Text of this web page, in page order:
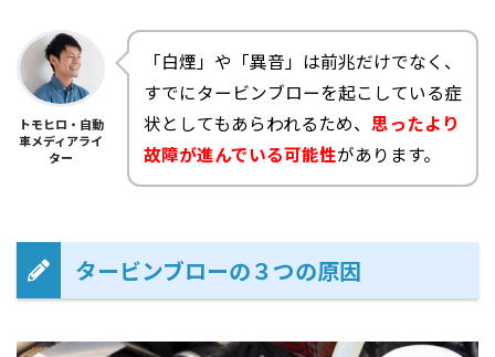
トモヒロ・自動
車メディアライ
ター
「白煙」や「異音」は前兆だけでなく、
すでにタービンブローを起こしている症
状としてもあらわれるため、 思ったより
故障が進んでいる可能性があります。
タービンブローの３つの原因